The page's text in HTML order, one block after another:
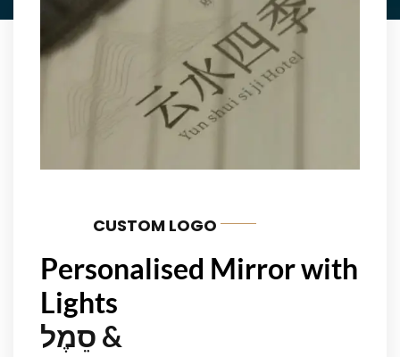
CUSTOM LOGO
Personalised Mirror with
Lights
& סֵמֶל